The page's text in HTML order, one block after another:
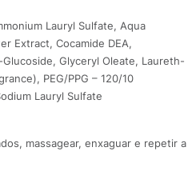
Lauryl Sulfate, Aqua
Extract, Cocamide DEA,
Glyceryl Oleate, Laureth-
PEG/PPG – 120/10
Lauryl Sulfate
massagear, enxaguar e repetir a